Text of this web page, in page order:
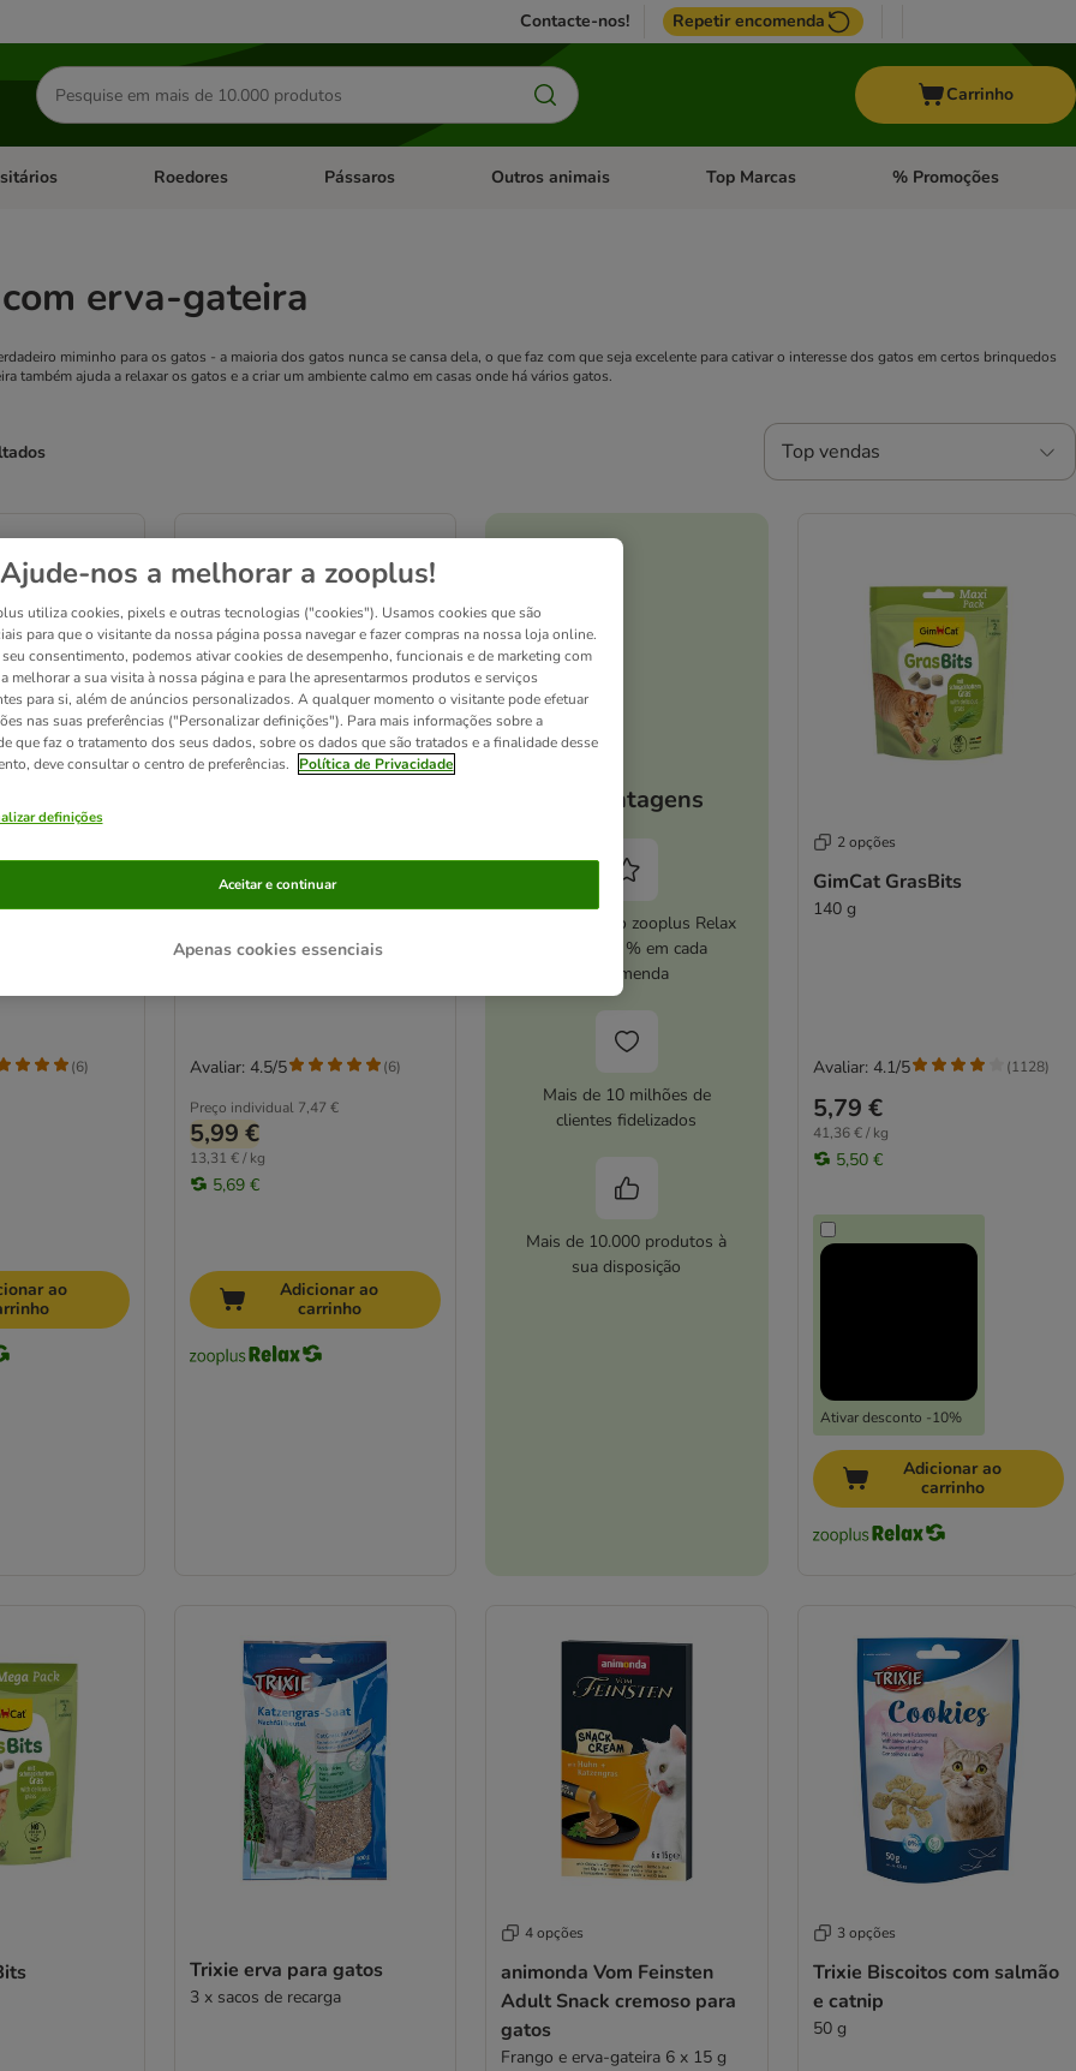
Contacte-nos! Repetir encomenda
Pesquisar
produtos
Carrinho
de categoria: Dieta Vet.Abrir menu de categoria: Antiparasitários
Roedores Abrir menu de categoria: Roedores
Pássaros Abrir menu de categoria: Pássaros
Outros animais Abrir menu de categoria: Outros animais
Top Marcas Abrir menu de categoria:
% Promoções
erva-gateira
miminho para os gatos - a maioria dos gatos nunca se cansa dela, o que faz com que seja excelente para cativar o interesse dos gatos em certos brinquedos
também ajuda a relaxar os gatos e a criar um ambiente calmo em casas onde há vários gatos.
Top vendas
erva
(6)
ao
GimCat Hydro-Gras erva
para gatos
Pack económico: 3 x 150 g
Preço individual 7,47 €
5,99 €
13,31 € / kg
5,69 €
Avaliar: 4.5/5 (6)
Adicionar ao
carrinho
As vantagens
Ative o serviço zooplus Relax
e poupe 5 % em cada
encomenda
Mais de 10 milhões de
clientes fidelizados
Mais de 10.000 produtos à
sua disposição
2 opções
GimCat GrasBits
140 g
5,79 €
41,36 € / kg
5,50 €
Ativar desconto -10%
Avaliar: 4.1/5 (1128)
Adicionar ao
carrinho
Trixie erva para gatos
3 x sacos de recarga
4 opções
animonda Vom Feinsten
Adult Snack cremoso para
gatos
Frango e erva-gateira 6 x 15 g
3 opções
Trixie Biscoitos com salmão
e catnip
50 g
Ajude-nos a melhorar a zooplus!
utiliza cookies, pixels e outras tecnologias ("cookies"). Usamos cookies que são
para que o visitante da nossa página possa navegar e fazer compras na nossa loja online.
consentimento, podemos ativar cookies de desempenho, funcionais e de marketing com
melhorar a sua visita à nossa página e para lhe apresentarmos produtos e serviços
para si, além de anúncios personalizados. A qualquer momento o visitante pode efetuar
nas suas preferências ("Personalizar definições"). Para mais informações sobre a
que faz o tratamento dos seus dados, sobre os dados que são tratados e a finalidade desse
deve consultar o centro de preferências.
Política de Privacidade
definições
Apenas cookies essenciais
Aceitar e continuar